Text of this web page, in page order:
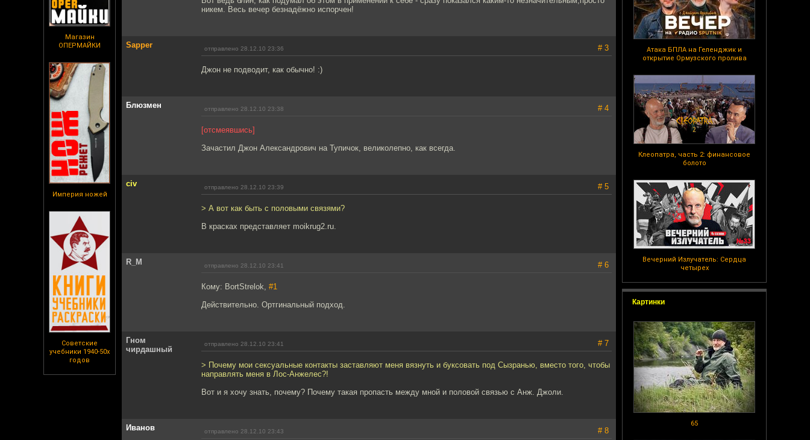
Магазин
ОПЕРМАЙКИ
Империя ножей
Советские
учебники 1940-50х
годов
Атака БПЛА на Геленджик и
открытие Ормузского пролива
Клеопатра, часть 2: финансовое
болото
Вечерний Излучатель: Сердца
четырех
Картинки
65
никем. Весь вечер безнадёжно испорчен!
Sapper отправлено 28.12.10 23:36 # 3
Джон не подводит, как обычно! :)
Блюзмен отправлено 28.12.10 23:38 # 4
[отсмеявшись]
Зачастил Джон Александрович на Тупичок, великолепно, как всегда.
civ отправлено 28.12.10 23:39 # 5
> А вот как быть с половыми связями?
В красках представляет moikrug2.ru.
R_M отправлено 28.12.10 23:41 # 6
Кому: BortStrelok, #1
Действительно. Ортгинальный подход.
Гном
чирдашный
отправлено 28.12.10 23:41 # 7
> Почему мои сексуальные контакты заставляют меня вязнуть и буксовать под Сызранью, вместо того, чтобы
направлять меня в Лос-Анжелес?!
Вот и я хочу знать, почему? Почему такая пропасть между мной и половой связью с Анж. Джоли.
Иванов отправлено 28.12.10 23:43 # 8